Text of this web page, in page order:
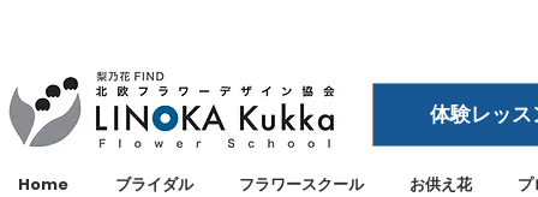
体験レッ
Home ブライダル フラワースクール お供え花 プ